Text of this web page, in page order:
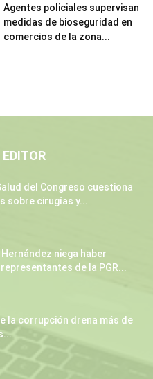
Agentes policiales supervisan
medidas de bioseguridad en
comercios de la zona...
del Congreso cuestiona
sobre cirugías y...
niega haber
de la PGR...
la corrupción drena más de